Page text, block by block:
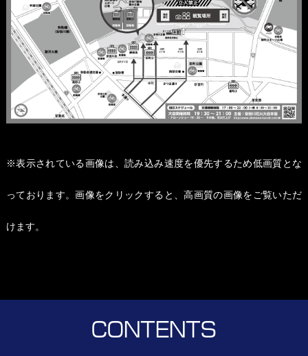
※表示されている画像は、読み込み速度を優先するため低画質とな
っております。画像をクリックすると、高画質の画像をご覧いただ
けます。
CONTENTS